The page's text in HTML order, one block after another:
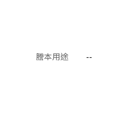
謄本用途
--